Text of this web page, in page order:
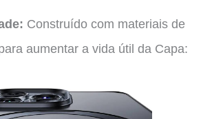
Construído com materiais de
aumentar a vida útil da Capa: